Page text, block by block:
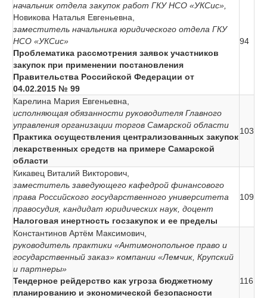
начальник отдела закупок работ ГКУ НСО «УКСис»,
Новикова Наталья Евгеньевна,
заместитель начальника юридического отдела ГКУ
НСО «УКСис»
Проблематика рассмотрения заявок участников
закупок при применении постановления
Правительства Российской Федерации от
04.02.2015 № 99
94
Карелина Мария Евгеньевна,
исполняющая обязанности руководителя Главного
управления организации торгов Самарской области
Практика осуществления централизованных закупок
лекарственных средств на примере Самарской
области
103
Кикавец Виталий Викторович,
заместитель заведующего кафедрой финансового
права Российского государственного университета
правосудия, кандидат юридических наук, доцент
Налоговая инертность госзакупок и ее пределы
109
Константинов Артём Максимович,
руководитель практики «Антимонопольное право и
государственный заказ» компании «Лемчик, Крупский
и партнеры»
Тендерное рейдерство как угроза бюджетному
планированию и экономической безопасности
116